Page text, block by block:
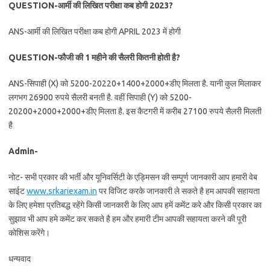
QUESTION-आर्मी की लिखित परीक्षा कब होगी 2023?
ANS-आर्मी की लिखित परीक्षा कब होगी APRIL 2023 में होगी
QUESTION-फौजी की 1 महीने की सैलरी कितनी होती है?
ANS-सिपाही (X) को 5200-20220+1400+2000+डीए मिलता है. यानी कुल मिलाकर
लगभग 26900 रुपये सैलरी बनती है. वहीं सिपाही (Y) को 5200-
20200+2000+2000+डीए मिलता है. इस कैटगरी में करीब 27100 रुपये सैलरी मिलती
है
Admin-
नोट- सभी प्रकार की भर्ती और यूनिवर्सिटी के एड्मिसन की सम्पूर्ण जानकारी आप हमारी वेब
साईटwww.srkariexam.in पर विजिट करके जानकारी ले सकते है हम आपकी सहायता
के लिए हमेशा प्रतिबद्ध रहेंगे किसी जानकारी के लिए आप हमें कमेंट करे और किसी प्रकार का
सुझाव भी आप हमे कमेंट कर सकते है हम और हमारी टीम आपकी सहायता करने की पूरी
कोशिस करेंगे।
धन्यवाद